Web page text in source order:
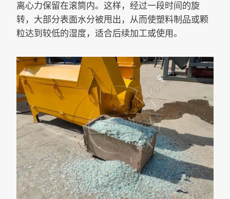
离心力保留在滚筒内。这样，经过一段时间的旋
转，大部分表面水分被甩出，从而使塑料制品或颗
粒达到较低的湿度，适合后续加工或使用。